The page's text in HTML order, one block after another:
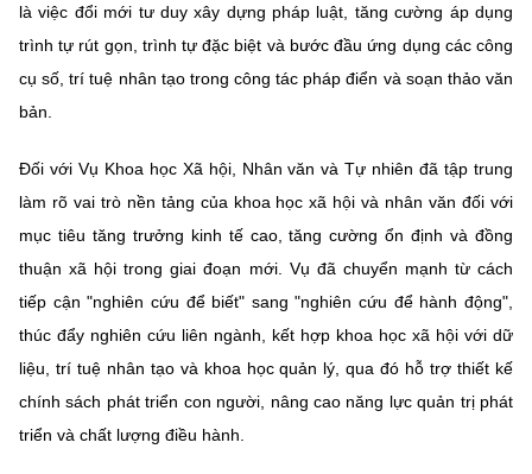
là việc đổi mới tư duy xây dựng pháp luật, tăng cường áp dụng
trình tự rút gọn, trình tự đặc biệt và bước đầu ứng dụng các công
cụ số, trí tuệ nhân tạo trong công tác pháp điển và soạn thảo văn
bản.
Đối với Vụ Khoa học Xã hội, Nhân văn và Tự nhiên đã tập trung
làm rõ vai trò nền tảng của khoa học xã hội và nhân văn đối với
mục tiêu tăng trưởng kinh tế cao, tăng cường ổn định và đồng
thuận xã hội trong giai đoạn mới. Vụ đã chuyển mạnh từ cách
tiếp cận "nghiên cứu để biết" sang "nghiên cứu để hành động",
thúc đẩy nghiên cứu liên ngành, kết hợp khoa học xã hội với dữ
liệu, trí tuệ nhân tạo và khoa học quản lý, qua đó hỗ trợ thiết kế
chính sách phát triển con người, nâng cao năng lực quản trị phát
triển và chất lượng điều hành.